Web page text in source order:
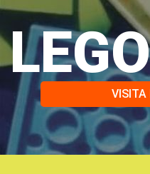
VISITA